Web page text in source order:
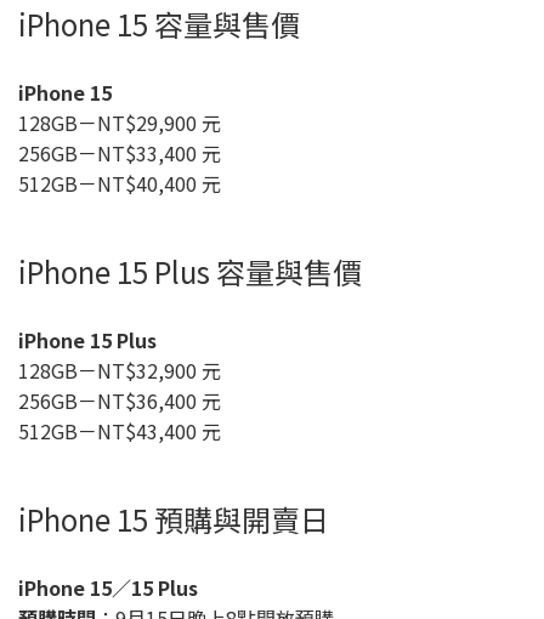
iPhone 15 容量與售價
iPhone 15
128GB－NT$29,900 元
256GB－NT$33,400 元
512GB－NT$40,400 元
iPhone 15 Plus 容量與售價
iPhone 15 Plus
128GB－NT$32,900 元
256GB－NT$36,400 元
512GB－NT$43,400 元
iPhone 15 預購與開賣日
iPhone 15／15 Plus